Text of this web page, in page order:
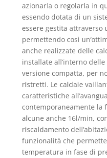
azionarla o regolarla in
essendo dotata di un
essere gestita attraverso
permettendo così
anche realizzate delle
installate all’interno
versione compatta, per
ristretti. Le caldaie
caratteristiche
contemporaneamente la
alcune anche 16l/min,
riscaldamento
funzionalità che
temperatura in fase di